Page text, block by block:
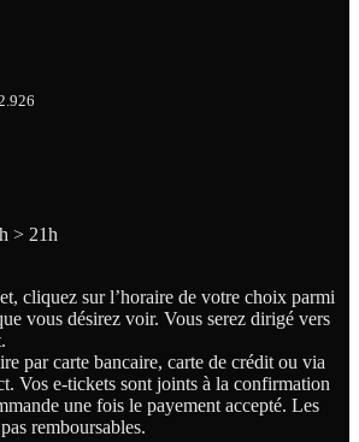
> 21h
cliquez sur l’horaire de votre choix parmi
vous désirez voir. Vous serez dirigé vers
par carte bancaire, carte de crédit ou via
Vos e-tickets sont joints à la confirmation
une fois le payement accepté. Les
remboursables.